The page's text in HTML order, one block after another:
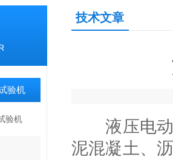
验机
验机
技术文章
液压电
泥混凝土、